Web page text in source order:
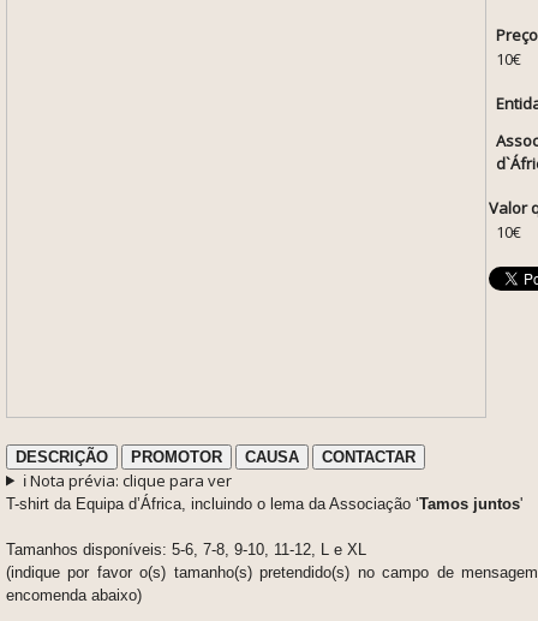
10€
Valor
10€
DESCRIÇÃO PROMOTOR CAUSA CONTACTAR
ℹ️ Nota prévia: clique para ver
T-shirt da Equipa d’África, incluindo o lema da Associação ‘Tamos juntos'
Tamanhos disponíveis: 5-6, 7-8, 9-10, 11-12, L e XL
(indique por favor o(s) tamanho(s) pretendido(s) no campo de
encomenda abaixo)